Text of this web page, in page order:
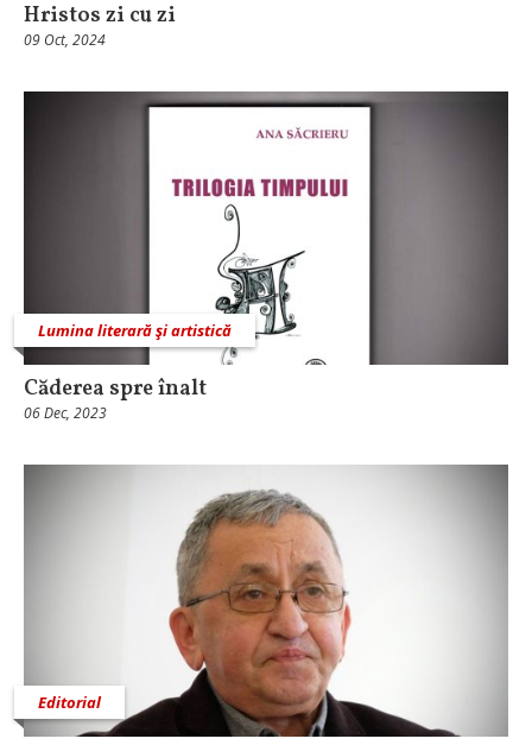
Hristos zi cu zi
09 Oct, 2024
Lumina literară şi artistică
Căderea spre înalt
06 Dec, 2023
Editorial